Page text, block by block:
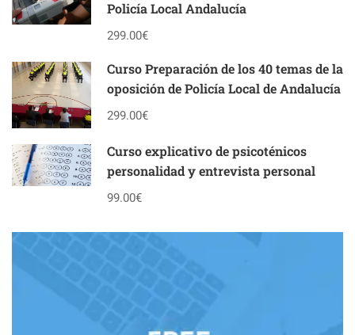
Policía Local Andalucía
299.00€
Curso Preparación de los 40 temas de la
oposición de Policía Local de Andalucía
299.00€
Curso explicativo de psicoténicos
personalidad y entrevista personal
99.00€